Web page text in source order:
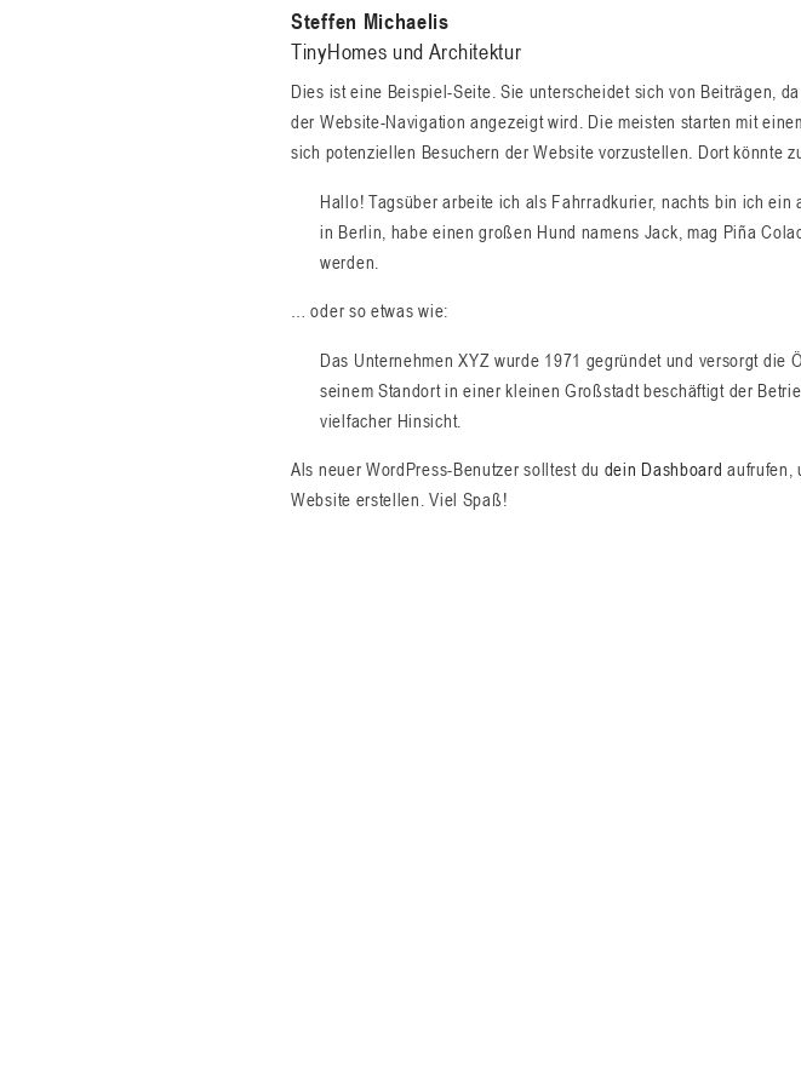
Steffen Michaelis
TinyHomes und Architektur
Steffen
Michaelis
Dies ist eine Beispiel-Seite. Sie unterscheidet sich von Beiträgen,
der Website-Navigation angezeigt wird. Die meisten starten mit
sich potenziellen Besuchern der Website vorzustellen. Dort könnte
Hallo! Tagsüber arbeite ich als Fahrradkurier, nachts bin ich
in Berlin, habe einen großen Hund namens Jack, mag Piña
werden.
… oder so etwas wie:
Das Unternehmen XYZ wurde 1971 gegründet und versorgt
seinem Standort in einer kleinen Großstadt beschäftigt der
vielfacher Hinsicht.
Als neuer WordPress-Benutzer solltest du dein Dashboard aufrufen,
Website erstellen. Viel Spaß!